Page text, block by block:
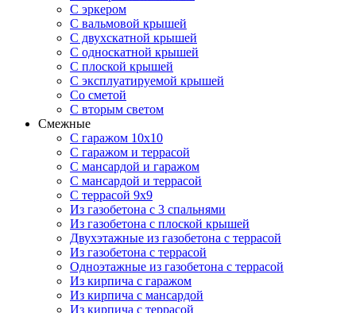
С эркером
С вальмовой крышей
С двухскатной крышей
С односкатной крышей
С плоской крышей
С эксплуатируемой крышей
Со сметой
С вторым светом
Смежные
С гаражом 10х10
С гаражом и террасой
С мансардой и гаражом
С мансардой и террасой
С террасой 9х9
Из газобетона с 3 спальнями
Из газобетона с плоской крышей
Двухэтажные из газобетона с террасой
Из газобетона с террасой
Одноэтажные из газобетона с террасой
Из кирпича с гаражом
Из кирпича с мансардой
Из кирпича с террасой